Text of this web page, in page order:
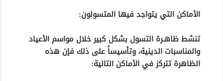
الأماكن التي يتواجد فيها المتسولون:
تنشط ظاهـرة التسول بشكل كبير خلال مواسم الأعياد
والمناسبات الدينية، وتأسيساً على ذلك فإن هذه
الظاهرة تتركز في الأماكن التالية: